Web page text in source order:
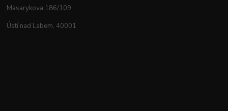
Masarykova 186/109
Ústí nad Labem, 40001